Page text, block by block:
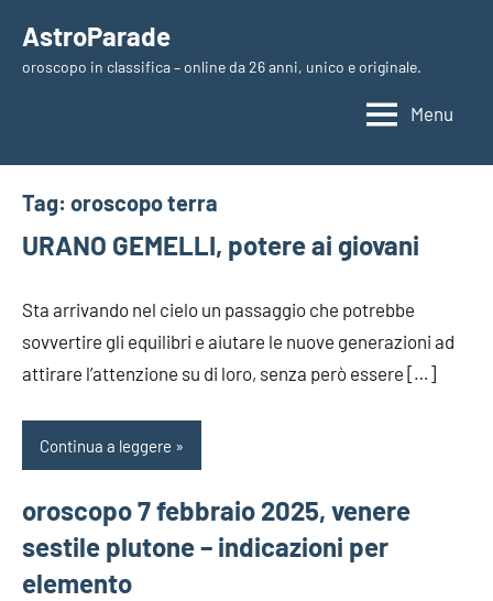
contenuto
AstroParade
oroscopo in classifica – online da 26 anni, unico e originale.
Menu
Tag: oroscopo terra
URANO GEMELLI, potere ai giovani
Sta arrivando nel cielo un passaggio che potrebbe
sovvertire gli equilibri e aiutare le nuove generazioni ad
attirare l’attenzione su di loro, senza però essere […]
Continua a leggere
oroscopo 7 febbraio 2025, venere
sestile plutone – indicazioni per
elemento